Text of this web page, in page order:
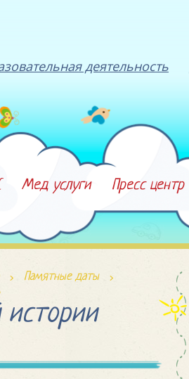
деятельность
Мед услуги Пресс центр
Памятные даты